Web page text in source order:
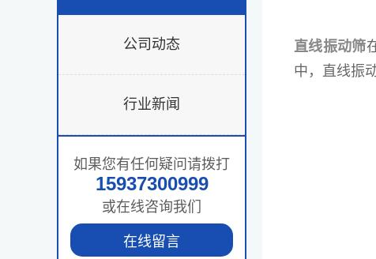
公司动态
行业新闻
如果您有任何疑问请拨打
15937300999
或在线咨询我们
在线留言
直线振动筛
中，直线振